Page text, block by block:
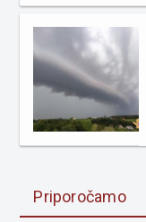
Priporočamo